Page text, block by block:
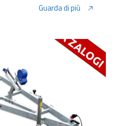
Guarda di più